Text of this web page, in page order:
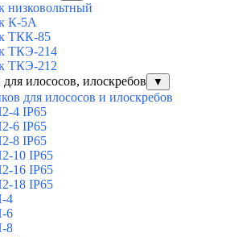
низковольтный
К-5А
ТКК-85
ТКЭ-214
ТКЭ-212
илососов, илоскребов
▼
для илососов и илоскребов
4 IP65
6 IP65
8 IP65
10 IP65
16 IP65
18 IP65
4
6
8